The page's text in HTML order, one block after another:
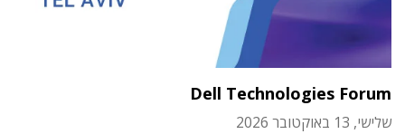
Dell Technologies Forum
שלישי, 13 באוקטובר 2026